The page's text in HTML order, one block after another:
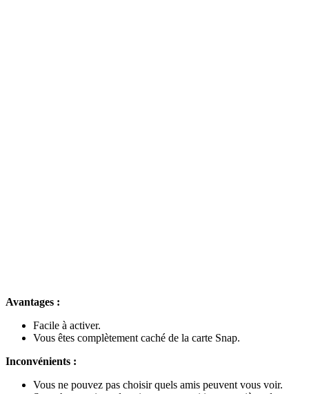
Avantages :
Facile à activer.
Vous êtes complètement caché de la carte Snap.
Inconvénients :
Vous ne pouvez pas choisir quels amis peuvent vous voir.